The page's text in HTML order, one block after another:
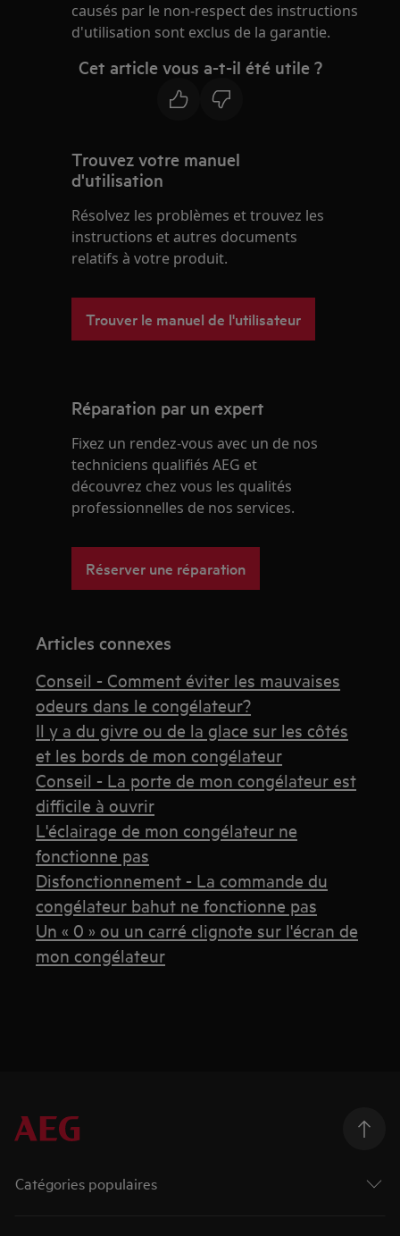
causés par le non-respect des instructions
d'utilisation sont exclus de la garantie.
Cet article vous a-t-il été utile ?
Trouvez votre manuel
d'utilisation
Résolvez les problèmes et trouvez les
instructions et autres documents
relatifs à votre produit.
Trouver le manuel de l'utilisateur
Réparation par un expert
Fixez un rendez-vous avec un de nos
techniciens qualifiés AEG et
découvrez chez vous les qualités
professionnelles de nos services.
Réserver une réparation
Articles connexes
Conseil - Comment éviter les mauvaises
odeurs dans le congélateur?
Il y a du givre ou de la glace sur les côtés
et les bords de mon congélateur
Conseil - La porte de mon congélateur est
difficile à ouvrir
L'éclairage de mon congélateur ne
fonctionne pas
Disfonctionnement - La commande du
congélateur bahut ne fonctionne pas
Un « 0 » ou un carré clignote sur l'écran de
mon congélateur
Catégories populaires